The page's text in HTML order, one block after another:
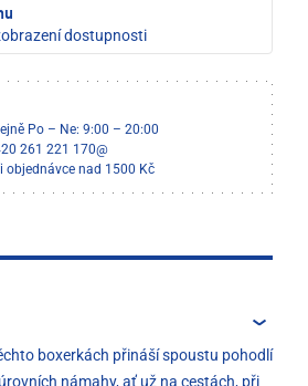
dostupnosti
Po – Ne: 9:00 – 20:00
261 221 170@
objednávce nad 1500 Kč
boxerkách přináší spoustu pohodlí
námahy, ať už na cestách, při